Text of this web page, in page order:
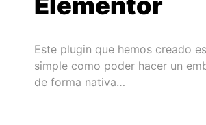
Este plugin que hemos creado
simple como poder hacer un
de forma nativa…